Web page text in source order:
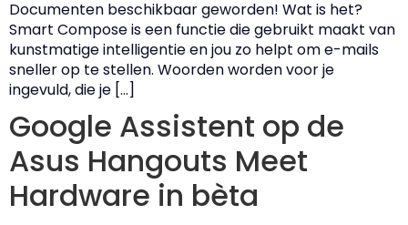
Documenten beschikbaar geworden! Wat is het?
Smart Compose is een functie die gebruikt maakt van
kunstmatige intelligentie en jou zo helpt om e-mails
sneller op te stellen. Woorden worden voor je
ingevuld, die je […]
Google Assistent op de
Asus Hangouts Meet
Hardware in bèta